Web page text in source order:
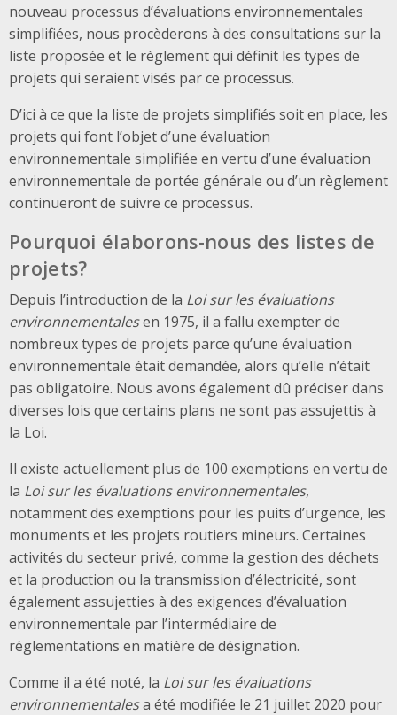
nouveau processus d’évaluations environnementales
simplifiées, nous procèderons à des consultations sur la
liste proposée et le règlement qui définit les types de
projets qui seraient visés par ce processus.
D’ici à ce que la liste de projets simplifiés soit en place, les
projets qui font l’objet d’une évaluation
environnementale simplifiée en vertu d’une évaluation
environnementale de portée générale ou d’un règlement
continueront de suivre ce processus.
Pourquoi élaborons-nous des listes de
projets?
Depuis l’introduction de la Loi sur les évaluations
environnementalesen 1975, il a fallu exempter de
nombreux types de projets parce qu’une évaluation
environnementale était demandée, alors qu’elle n’était
pas obligatoire. Nous avons également dû préciser dans
diverses lois que certains plans ne sont pas assujettis à
la Loi.
Il existe actuellement plus de 100 exemptions en vertu de
la Loi sur les évaluations environnementales,
notamment des exemptions pour les puits d’urgence, les
monuments et les projets routiers mineurs. Certaines
activités du secteur privé, comme la gestion des déchets
et la production ou la transmission d’électricité, sont
également assujetties à des exigences d’évaluation
environnementale par l’intermédiaire de
réglementations en matière de désignation.
Comme il a été noté, la Loi sur les évaluations
environnementalesa été modifiée le 21 juillet 2020 pour